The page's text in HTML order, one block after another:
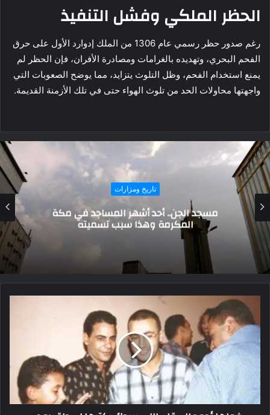
الحظر الملكي وفشل التنفيذ
رغم صدور حظر رسمي عام 1306 من الملك إدوارد الأول على حرق
الفحم البحري، وتهديده بالغرامات ومصادرة الأفران، فإن الحظر لم
يمنع استخدام الفحم، وظل التلوث يتزايد، مما يوضح الصعوبات التي
واجهتها محاولات الحد من تلوث الهواء حتى في تلك الأزمنة القديمة.
تاريخ ومزارات
النمرود بن كنعان.. أول طاغية تحدى الله فنال
عقابه